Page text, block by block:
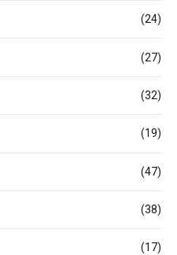
(24)
(27)
(32)
(19)
(47)
(38)
(17)